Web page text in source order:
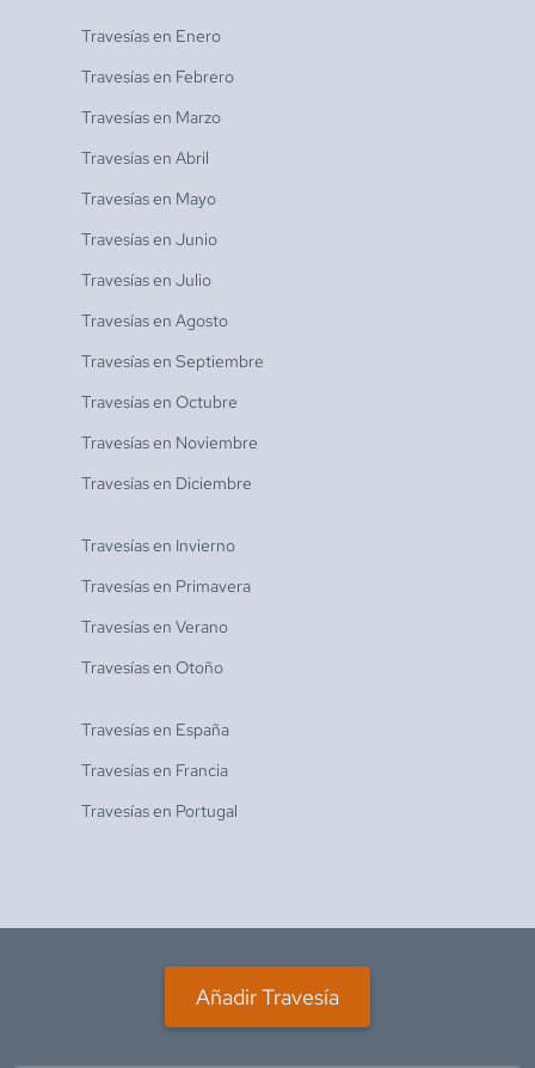
Travesías en Enero
Travesías en Febrero
Travesías en Marzo
Travesías en Abril
Travesías en Mayo
Travesías en Junio
Travesías en Julio
Travesías en Agosto
Travesías en Septiembre
Travesías en Octubre
Travesías en Noviembre
Travesías en Diciembre
Travesías en Invierno
Travesías en Primavera
Travesías en Verano
Travesías en Otoño
Travesías en España
Travesías en Francia
Travesías en Portugal
Añadir Travesía